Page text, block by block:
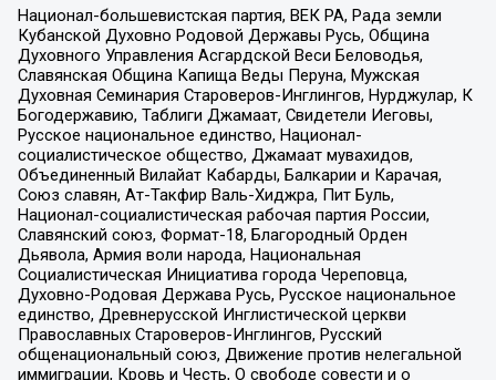
Национал-большевистская партия, ВЕК РА, Рада земли
Кубанской Духовно Родовой Державы Русь, Община
Духовного Управления Асгардской Веси Беловодья,
Славянская Община Капища Веды Перуна, Мужская
Духовная Семинария Староверов-Инглингов, Нурджулар, К
Богодержавию, Таблиги Джамаат, Свидетели Иеговы,
Русское национальное единство, Национал-
социалистическое общество, Джамаат мувахидов,
Объединенный Вилайат Кабарды, Балкарии и Карачая,
Союз славян, Ат-Такфир Валь-Хиджра, Пит Буль,
Национал-социалистическая рабочая партия России,
Славянский союз, Формат-18, Благородный Орден
Дьявола, Армия воли народа, Национальная
Социалистическая Инициатива города Череповца,
Духовно-Родовая Держава Русь, Русское национальное
единство, Древнерусской Инглистической церкви
Православных Староверов-Инглингов, Русский
общенациональный союз, Движение против нелегальной
иммиграции, Кровь и Честь, О свободе совести и о